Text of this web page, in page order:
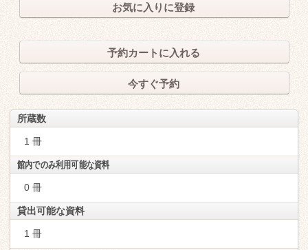
お気に入りに登録
予約カートに入れる
今すぐ予約
所蔵数
1 冊
館内でのみ利用可能な資料
0 冊
貸出可能な資料
1 冊